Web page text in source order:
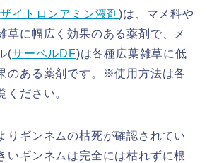
ザイトロンアミン液剤)は、マメ科や
草に幅広く効果のある薬剤で、メ
(サーベルDF)は各種広葉雑草に低
のある薬剤です。※使用方法は各
ください。
りギンネムの枯死が確認されてい
いギンネムは完全には枯れずに根